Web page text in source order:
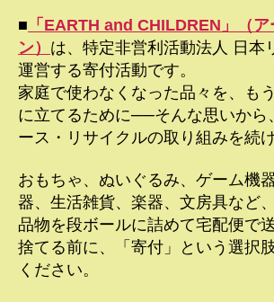
■ 「EARTH and CHILDREN」（
ン） は、特定非営利活動法人 日本
運営する寄付活動です。
家庭で使わなくなった品々を、も
に立てるために──そんな思いから
ース・リサイクルの取り組みを続
おもちゃ、ぬいぐるみ、ゲーム機
器、生活雑貨、楽器、文房具など
品物を段ボールに詰めて宅配便で送
捨てる前に、「寄付」という選択
ください。